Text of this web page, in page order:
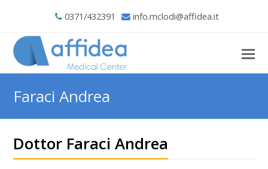
0371/432391 info.mclodi@affidea.it
Faraci Andrea
Dottor Faraci Andrea